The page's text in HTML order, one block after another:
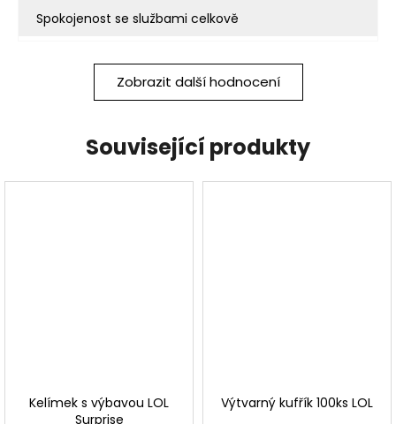
Spokojenost se službami celkově
Zobrazit další hodnocení
Související produkty
Kelímek s výbavou LOL
Surprise
Výtvarný kufřík 100ks LOL